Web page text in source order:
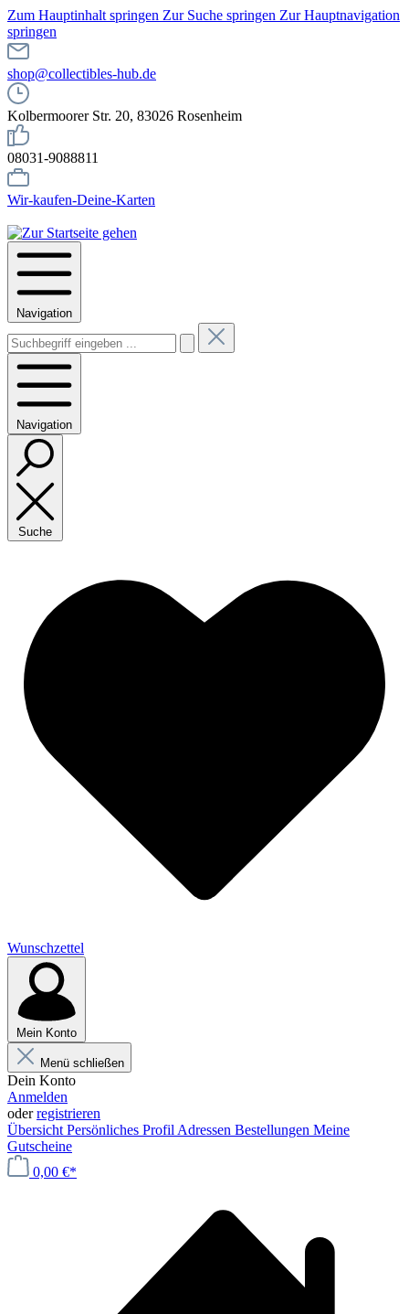
Zum Hauptinhalt springen Zur Suche springen Zur Hauptnavigation
springen
shop@collectibles-hub.de
Kolbermoorer Str. 20, 83026 Rosenheim
08031-9088811
Wir-kaufen-Deine-Karten
Navigation
Navigation
Suche
Wunschzettel
Mein Konto
Menü schließen
Dein Konto
Anmelden
oderregistrieren
Übersicht Persönliches Profil Adressen Bestellungen Meine
Gutscheine
0,00 €*